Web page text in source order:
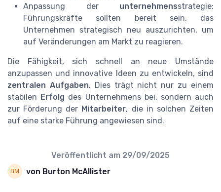
Anpassung der unternehmensstrategie:
Führungskräfte sollten bereit sein, das
Unternehmen strategisch neu auszurichten, um
auf Veränderungen am Markt zu reagieren.
Die Fähigkeit, sich schnell an neue Umstände
anzupassen und innovative Ideen zu entwickeln, sind
zentralen Aufgaben. Dies trägt nicht nur zu einem
stabilen Erfolg des Unternehmens bei, sondern auch
zur Förderung der Mitarbeiter, die in solchen Zeiten
auf eine starke Führung angewiesen sind.
Veröffentlicht am 29/09/2025
von Burton McAllister